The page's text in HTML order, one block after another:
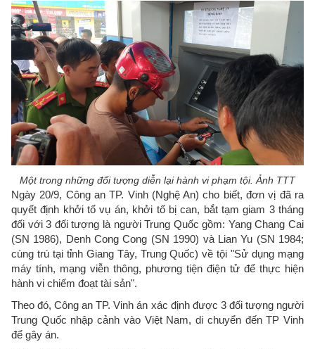
Một trong những đối tượng diễn lại hành vi phạm tội. Ảnh TTT
Ngày 20/9, Công an TP. Vinh (Nghệ An) cho biết, đơn vị đã ra
quyết định khởi tố vụ án, khởi tố bị can, bắt tạm giam 3 tháng
đối với 3 đối tượng là người Trung Quốc gồm: Yang Chang Cai
(SN 1986), Denh Cong Cong (SN 1990) và Lian Yu (SN 1984;
cùng trú tại tỉnh Giang Tây, Trung Quốc) về tội "Sử dụng mạng
máy tính, mạng viễn thông, phương tiện điện tử để thực hiện
hành vi chiếm đoạt tài sản".
Theo đó, Công an TP. Vinh án xác định được 3 đối tượng người
Trung Quốc nhập cảnh vào Việt Nam, di chuyển đến TP Vinh
để gây án.